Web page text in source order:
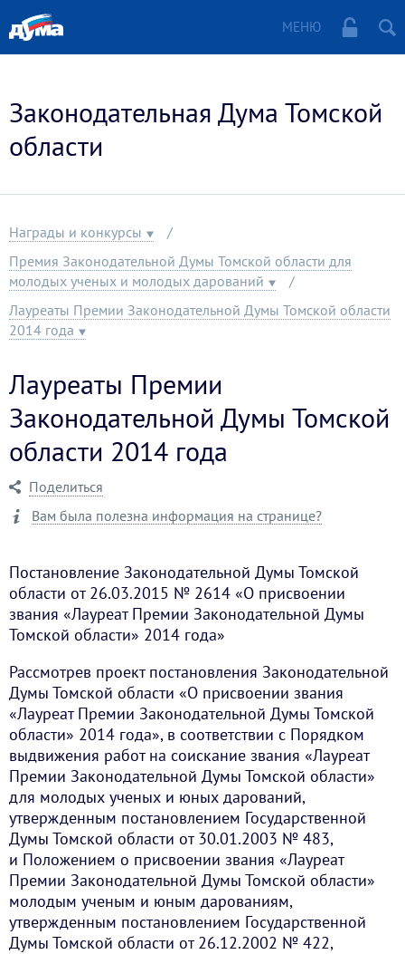
МЕНЮ
Законодательная Дума Томской
области
Награды и конкурсы
Премия Законодательной Думы Томской области для
молодых ученых и молодых дарований
Лауреаты Премии Законодательной Думы Томской области
2014 года
Лауреаты Премии
Законодательной Думы Томской
области 2014 года
Поделиться
Вам была полезна информация на странице?
Постановление Законодательной Думы Томской
области от 26.03.2015 № 2614 «О присвоении
звания «Лауреат Премии Законодательной Думы
Томской области» 2014 года»
Рассмотрев проект постановления Законодательной
Думы Томской области «О присвоении звания
«Лауреат Премии Законодательной Думы Томской
области» 2014 года», в соответствии с Порядком
выдвижения работ на соискание звания «Лауреат
Премии Законодательной Думы Томской области»
для молодых ученых и юных дарований,
утвержденным постановлением Государственной
Думы Томской области от 30.01.2003 № 483,
и Положением о присвоении звания «Лауреат
Премии Законодательной Думы Томской области»
молодым ученым и юным дарованиям,
утвержденным постановлением Государственной
Думы Томской области от 26.12.2002 № 422,